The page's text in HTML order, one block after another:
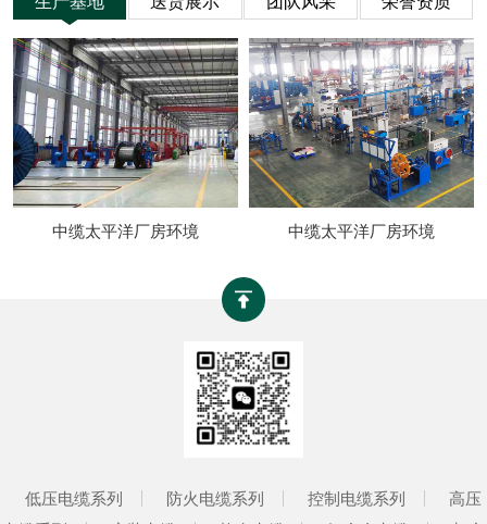
中缆太平洋厂房环境 中缆太平洋厂房环境
低压电缆系列 防火电缆系列 控制电缆系列
高压